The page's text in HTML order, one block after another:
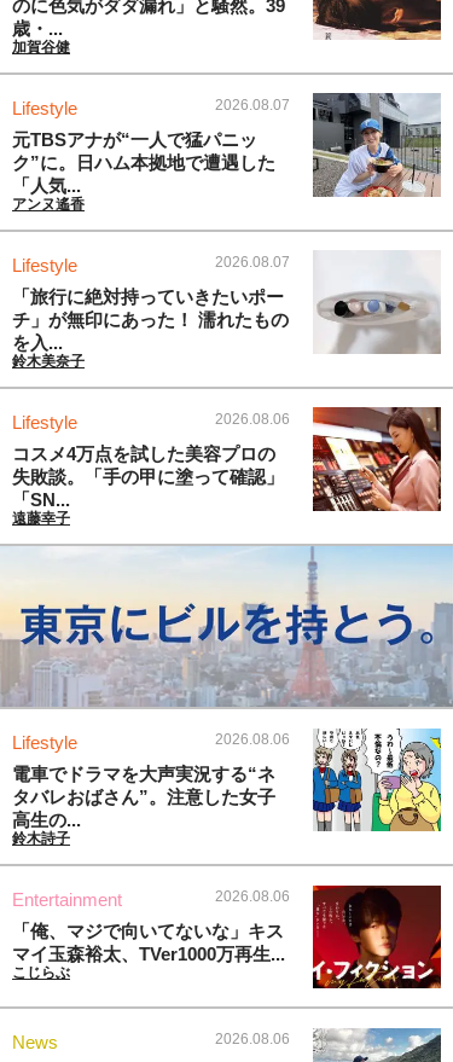
のに色気がダダ漏れ」と騒然。39
歳・...
加賀谷健
Lifestyle 2026.08.07
元TBSアナが“一人で猛パニッ
ク”に。日ハム本拠地で遭遇した
「人気...
アンヌ遙香
Lifestyle 2026.08.07
「旅行に絶対持っていきたいポー
チ」が無印にあった！ 濡れたもの
を入...
鈴木美奈子
Lifestyle 2026.08.06
コスメ4万点を試した美容プロの
失敗談。「手の甲に塗って確認」
「SN...
遠藤幸子
Lifestyle 2026.08.06
電車でドラマを大声実況する“ネ
タバレおばさん”。注意した女子
高生の...
鈴木詩子
Entertainment 2026.08.06
「俺、マジで向いてないな」キス
マイ玉森裕太、TVer1000万再生...
こじらぶ
News 2026.08.06